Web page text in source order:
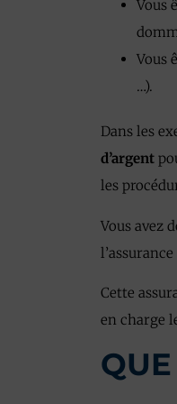
Vous
Vous
…).
Dans les
d’argent
les
Vous avez
Cette
en charge